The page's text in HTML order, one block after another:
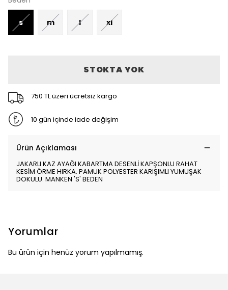
s m l xl
STOKTA YOK
750 TL üzeri ücretsiz kargo
10 gün içinde iade değişim
Ürün Açıklaması
JAKARLI KAZ AYAĞI KABARTMA DESENLİ KAPŞONLU RAHAT
KESİM ÖRME HIRKA. PAMUK POLYESTER KARIŞIMLI YUMUŞAK
DOKULU. MANKEN 'S' BEDEN
Yorumlar
Bu ürün için henüz yorum yapılmamış.